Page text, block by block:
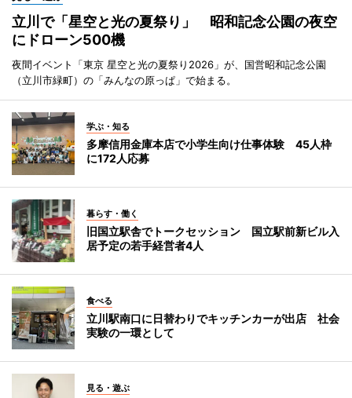
立川で「星空と光の夏祭り」 昭和記念公園の夜空
にドローン500機
夜間イベント「東京 星空と光の夏祭り2026」が、国営昭和記念公園
（立川市緑町）の「みんなの原っぱ」で始まる。
学ぶ・知る
多摩信用金庫本店で小学生向け仕事体験 45人枠
に172人応募
暮らす・働く
旧国立駅舎でトークセッション 国立駅前新ビル入
居予定の若手経営者4人
食べる
立川駅南口に日替わりでキッチンカーが出店 社会
実験の一環として
見る・遊ぶ